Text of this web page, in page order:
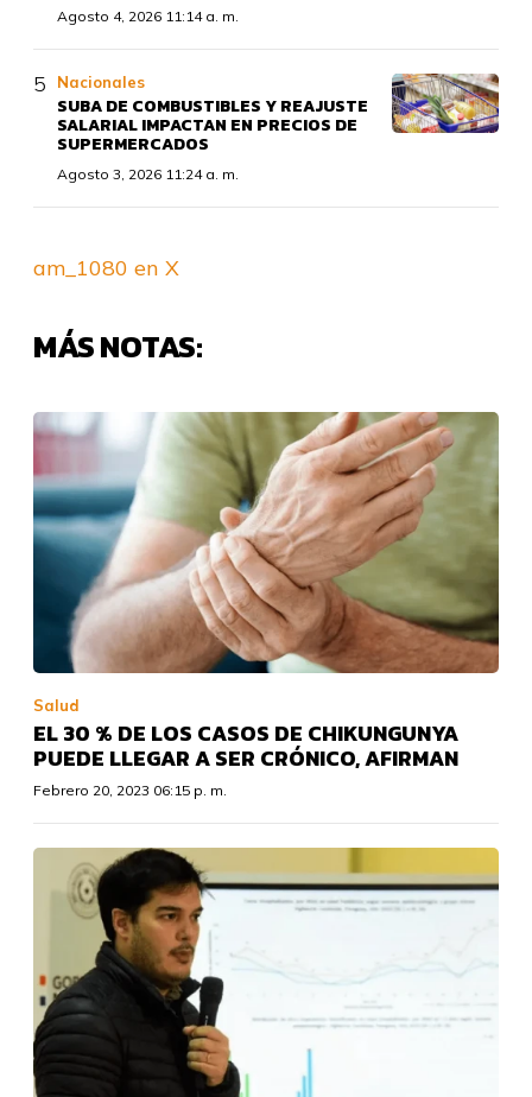
Agosto 4, 2026 11:14 a. m.
Nacionales
SUBA DE COMBUSTIBLES Y REAJUSTE
SALARIAL IMPACTAN EN PRECIOS DE
SUPERMERCADOS
Agosto 3, 2026 11:24 a. m.
am_1080 en X
MÁS NOTAS:
Salud
EL 30 % DE LOS CASOS DE CHIKUNGUNYA
PUEDE LLEGAR A SER CRÓNICO, AFIRMAN
Febrero 20, 2023 06:15 p. m.